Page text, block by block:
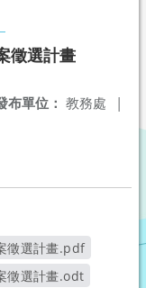
徵選計畫
布單位： 教務處 |
徵選計畫.pdf
徵選計畫.odt